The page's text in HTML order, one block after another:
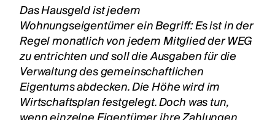
Das Hausgeld ist jedem
Wohnungseigentümer ein Begriff: Es ist in der
Regel monatlich von jedem Mitglied der WEG
zu entrichten und soll die Ausgaben für die
Verwaltung des gemeinschaftlichen
Eigentums abdecken. Die Höhe wird im
Wirtschaftsplan festgelegt. Doch was tun,